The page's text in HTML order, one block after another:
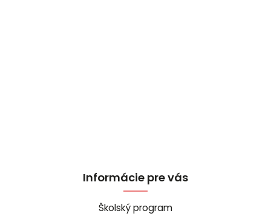
Informácie pre vás
Školský program